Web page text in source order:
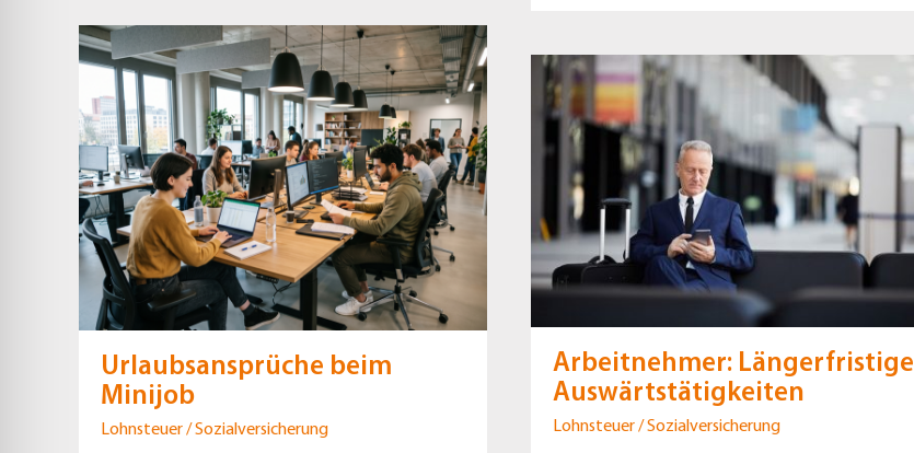
Urlaubsansprüche beim
Minijob
Lohnsteuer / Sozialversicherung
Arbeitnehmer: Längerfristige
Auswärtstätigkeiten
Lohnsteuer / Sozialversicherung